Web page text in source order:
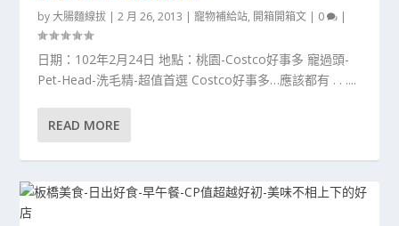
by大腸麵線拔 |2 月 26, 2013 |寵物補給站, 開箱開箱文 | 0 |
日期：102年2月24日 地點：桃園-Costco好事多 寵過頭-
Pet-Head-洗毛精-超值首選 Costco好事多…應該都有 . . ....
READ MORE